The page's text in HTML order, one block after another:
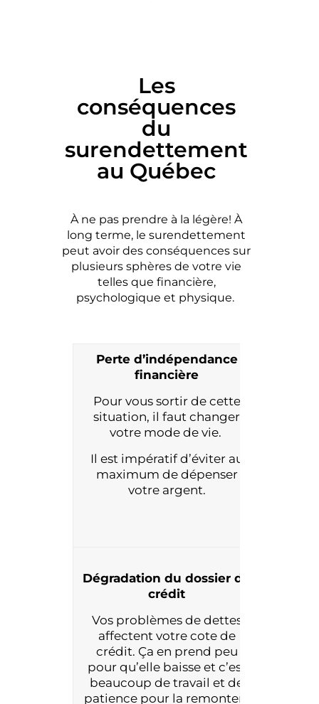
Les
conséquences
du
surendettement
au Québec
À ne pas prendre à la légère! À
long terme, le surendettement
peut avoir des conséquences sur
plusieurs sphères de votre vie
telles que financière,
psychologique et physique.
Perte d’indépendance
financière
Pour vous sortir de cette
situation, il faut changer
votre mode de vie.
Il est impératif d’éviter au
maximum de dépenser
votre argent.
Dégradation du dossier de
crédit
Vos problèmes de dettes
affectent votre cote de
crédit. Ça en prend peu
pour qu’elle baisse et c’est
beaucoup de travail et de
patience pour la remonter.